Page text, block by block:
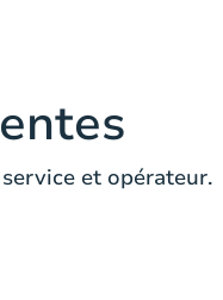
et opérateur.